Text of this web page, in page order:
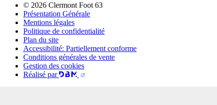
© 2026 Clermont Foot 63
Présentation Générale
Mentions légales
Politique de confidentialité
Plan du site
Accessibilité: Partiellement conforme
Conditions générales de vente
Gestion des cookies
Réalisé par